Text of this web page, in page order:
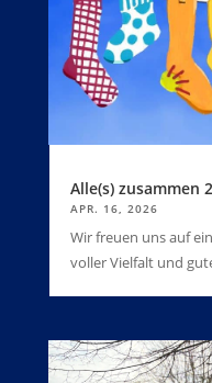
Alle(s) zusammen
APR. 16, 2026
Wir freuen uns auf
voller Vielfalt und